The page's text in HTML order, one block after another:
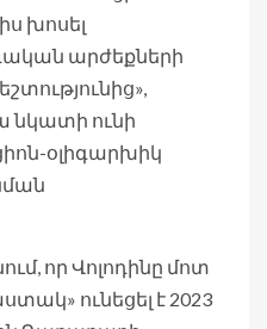
խոսել
արժեքների
նկատի ունի
օլիգարխիկ
որ Վոլոդինը մոտ
ունեցել է 2023